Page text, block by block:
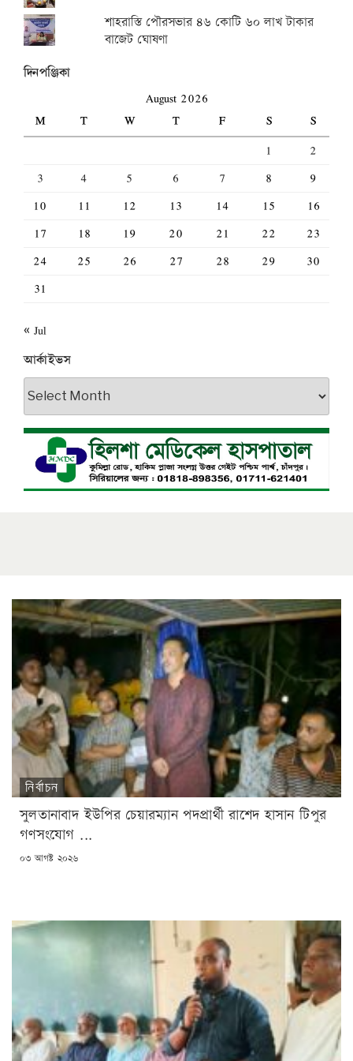
শাহরাস্তি পৌরসভার ৪৬ কোটি ৬০ লাখ টাকার
বাজেট ঘোষণা
দিনপঞ্জিকা
August 2026
M
T W T F S
S
1
2
3
4 5 6 7 8
9
10
11 12 13 14 15
16
17
18 19 20 21 22
23
24
25 26 27 28 29
30
31
« Jul
আর্কাইভস
আর্কাইভস
নির্বাচন
সুলতানাবাদ ইউপির চেয়ারম্যান পদপ্রার্থী রাশেদ হাসান টিপুর
গণসংযোগ ...
POSTED
০৩ আগষ্ট ২০২৬